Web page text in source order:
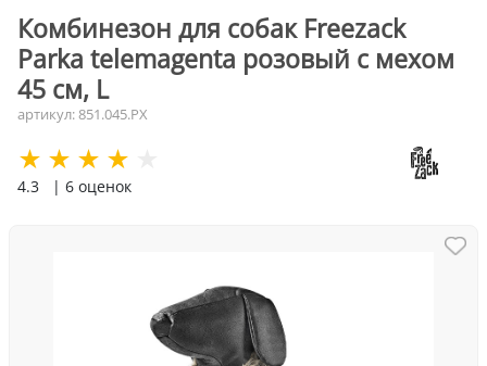
Комбинезон для собак Freezack
Parka telemagenta розовый с мехом
45 см, L
артикул: 851.045.PX
4.3 | 6 оценок